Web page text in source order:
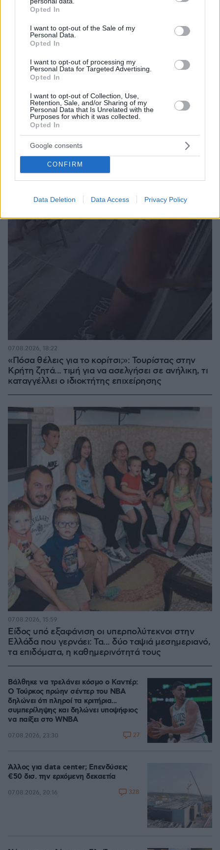
grant or deny consent to Google and its third-party tags to
use your data for below specified purposes in below Google
consent section.
Opted In
I want to opt-out of the Sale of my
Personal Data.
Opted In
I want to opt-out of processing my
Personal Data for Targeted Advertising.
Opted In
I want to opt-out of Collection, Use,
Retention, Sale, and/or Sharing of my
Personal Data that Is Unrelated with the
Purposes for which it was collected.
Opted In
Google consents
CONFIRM
Data Deletion Data Access Privacy Policy
Ο «Δράκος» του Λονδίνου: 40χρονος με
η αστυνομία τον είχε συλλάβει και τον άφησε
ελεύθερο
07.08.2026, 22:54
«Πόσα θέλεις για το κορίτσι;»: Τουρίστας στην
Κρήτη ζητά... τιμή για να ασελγήσει σε ανήλικη, τι
καταγγέλλει ο ιδιοκτήτης επιχείρησης
07.08.2026, 18:22
Είδος υπό εξαφάνιση οι υπερπολύτεκνοι στην
Ελλάδα που γερνάει: Τα... δύο ταψιά μεσημεριανό,
τα επιδόματα, η καθημερινότητά τους
07.08.2026, 15:59
Βάλθηκε να τρελάνει κόσμο ο Καντέρ:
Ο Τούρκος πρώην σέντερ του NBA
δηλώνει ότι πληροί τα κριτήρια...
συμπερίληψης και δηλώνει υποψήφιος
να παίξει στο WNBA
07.08.2026, 23:30 27
Άλλος για data center; Επενδύσεις
€50 δισ. την ερχόμενη δεκαετία
07.08.2026, 20:16 328